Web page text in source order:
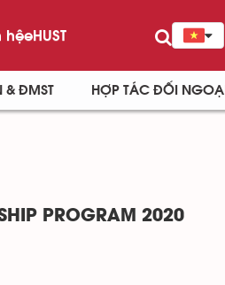
hệeHUST
& ĐMST HỢP TÁC ĐỐI NGOẠI
PROGRAM 2020